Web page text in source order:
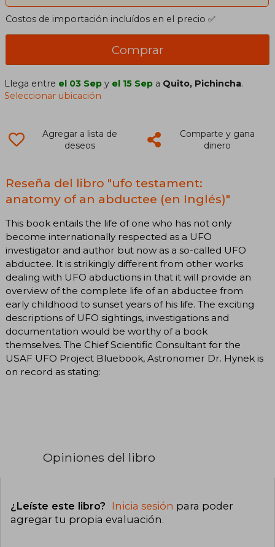
Costos de importación incluídos en el precio ✅
Comprar
Llega entre el 03 Sep y el 15 Sep a Quito, Pichincha.
Seleccionar ubicación
Agregar a lista de
deseos
Comparte y gana
dinero
Reseña del libro "ufo testament:
anatomy of an abductee (en Inglés)"
This book entails the life of one who has not only
become internationally respected as a UFO
investigator and author but now as a so-called UFO
abductee. It is strikingly different from other works
dealing with UFO abductions in that it will provide an
overview of the complete life of an abductee from
early childhood to sunset years of his life. The exciting
descriptions of UFO sightings, investigations and
documentation would be worthy of a book
themselves. The Chief Scientific Consultant for the
USAF UFO Project Bluebook, Astronomer Dr. Hynek is
on record as stating:
Opiniones del libro
¿Leíste este libro? Inicia sesión para poder
agregar tu propia evaluación.